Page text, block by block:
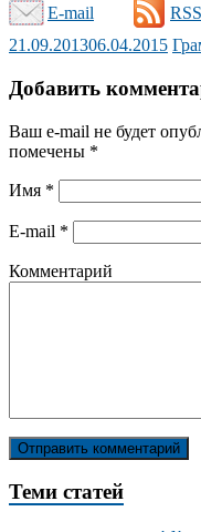
E-mail
21.09.201306.04.2015
Добавить
Ваш e-mail не будет
помечены *
Имя *
E-mail *
Комментарий
Теми статей